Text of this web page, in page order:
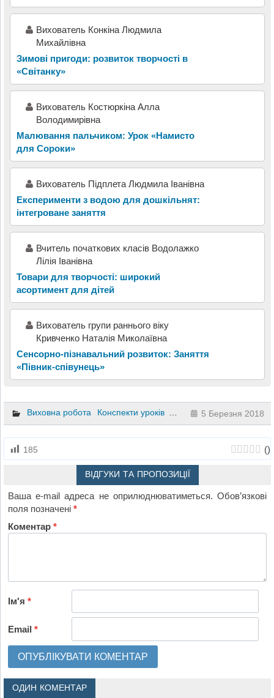
Вихователь Конкіна Людмила
Михайлівна
Зимові пригоди: розвиток творчості в
«Світанку»
Вихователь Костюркіна Алла
Володимирівна
Малювання пальчиком: Урок «Намисто
для Сороки»
Вихователь Підплета Людмила Іванівна
Експерименти з водою для дошкільнят:
інтегроване заняття
Вчитель початкових класів Водолажко
Лілія Іванівна
Товари для творчості: широкий
асортимент для дітей
Вихователь групи раннього віку
Кривченко Наталія Миколаївна
Сенсорно-пізнавальний розвиток: Заняття
«Півник-співунець»
Виховна робота Конспекти уроків Матеріали до уроків 1
5 Березня 2018
185 ()
ВІДГУКИ ТА ПРОПОЗИЦІЇ
Ваша e-mail адреса не оприлюднюватиметься. Обов’язкові
поля позначені*
Коментар*
Ім'я*
Email*
ОДИН КОМЕНТАР